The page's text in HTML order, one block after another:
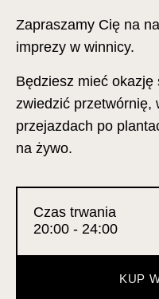
Zapraszamy Cię na
imprezy w winnicy.
Będziesz mieć
zwiedzić przetwórnię,
przejazdach po
na żywo.
Czas trwania
20:00 - 24:00
KUP